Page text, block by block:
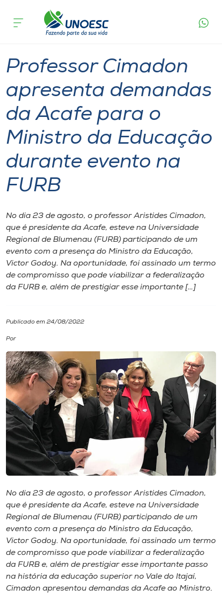
Cursos
Atendimento ao Estudante
Portal de Ensino
Unoesc
Internacionalização
I.nova
Diplomados
Biblioteca
Editora
Rádio
Museu
Unoesc
Store
Selecione
A+
acontece
evento na FURB
Professor Cimadon
apresenta demandas
da Acafe para o
Ministro da Educação
durante evento na
FURB
No dia 23 de agosto, o professor Aristides Cimadon,
que é presidente da Acafe, esteve na Universidade
Regional de Blumenau (FURB) participando de um
evento com a presença do Ministro da Educação,
Victor Godoy. Na oportunidade, foi assinado um termo
de compromisso que pode viabilizar a federalização
da FURB e, além de prestigiar esse importante […]
Publicado em 24/08/2022
Por
No dia 23 de agosto, o professor Aristides Cimadon,
que é presidente da Acafe, esteve na Universidade
Regional de Blumenau (FURB) participando de um
evento com a presença do Ministro da Educação,
Victor Godoy. Na oportunidade, foi assinado um termo
de compromisso que pode viabilizar a federalização
da FURB e, além de prestigiar esse importante passo
na história da educação superior no Vale do Itajaí,
Cimadon apresentou demandas da Acafe ao Ministro.